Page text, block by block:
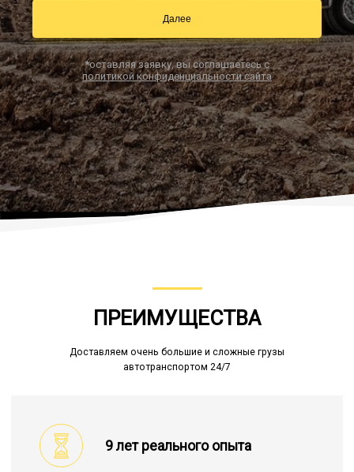
Заказать звонок
Далее
*оставляя заявку, вы соглашаетесь с
политикой конфиденциальности сайта
ПРЕИМУЩЕСТВА
Доставляем очень большие и сложные грузы
автотранспортом 24/7
9 лет реального опыта